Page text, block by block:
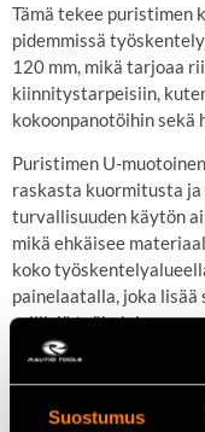
Suostumus
Tämä tekee puristimen
pidemmissä
120 mm, mikä tarjoaa
kiinnitystarpeisiin,
kokoonpanotöihin sekä
Puristimen U-
raskasta kuormitusta
turvallisuuden käytön
mikä ehkäisee
koko
painelaatalla, joka
erillisiä työkaluja.
Keskeiset ominaisuudet
Puristusvoima
: